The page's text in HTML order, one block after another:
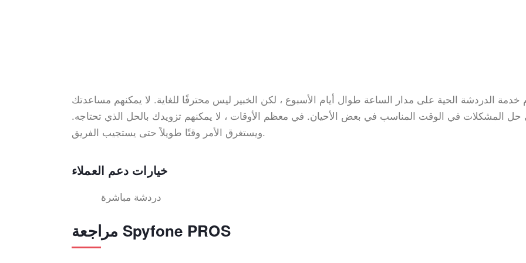
خدمة الدردشة الحية على مدار الساعة طوال أيام الأسبوع ، لكن الخبير ليس محترفًا للغاية. لا يمكنهم مساعدتك
المشكلات في الوقت المناسب في بعض الأحيان. في معظم الأوقات ، لا يمكنهم تزويدك بالحل الذي تحتاجه.
ويستغرق الأمر وقتًا طويلاً حتى يستجيب الفريق.
خيارات دعم العملاء
دردشة مباشرة
مراجعة Spyfone PROS